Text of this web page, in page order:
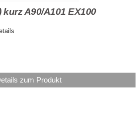
A90/A101 EX100
zum Produkt